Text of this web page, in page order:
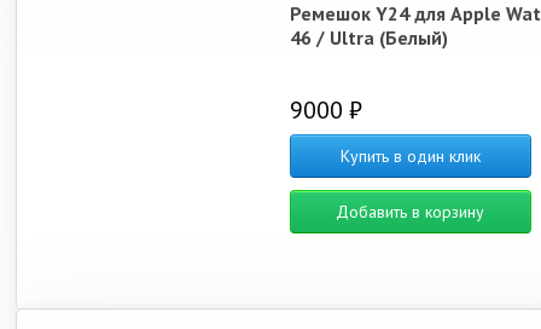
Ремешок Y24 для Apple
46 / Ultra (Белый)
9000 ₽
Купить в один клик
Добавить в корзину